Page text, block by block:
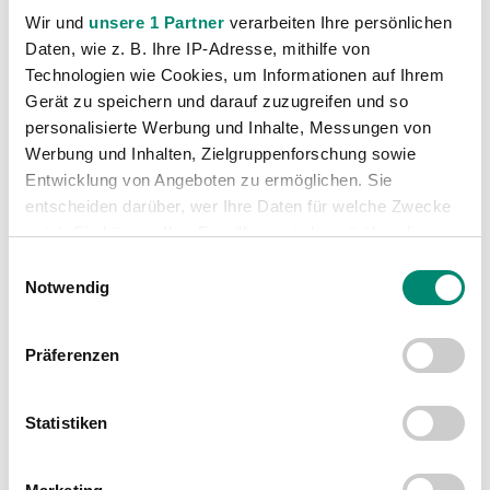
Wir und unsere 1 Partner verarbeiten Ihre persönlichen
Daten, wie z. B. Ihre IP-Adresse, mithilfe von
Technologien wie Cookies, um Informationen auf Ihrem
Gerät zu speichern und darauf zuzugreifen und so
personalisierte Werbung und Inhalte, Messungen von
Werbung und Inhalten, Zielgruppenforschung sowie
Entwicklung von Angeboten zu ermöglichen. Sie
entscheiden darüber, wer Ihre Daten für welche Zwecke
nutzt. Sie können Ihre Einwilligung jederzeit über die
Trigger Symbol ändern oder widerrufen
Erfahren Sie mehr darüber, wie Ihre persönlichen Daten
verarbeitet werden, und legen Sie Ihre Präferenzen im
Wir verwenden Cookies, um Inhalte und Anzeigen zu
Notwendig
Präferenzen
Statistiken
Akademie
(236)
Allgemeine News
(605)
Damen
Junge Wikinger Ried
Nachwuchs
Profis
(1315)
Ticketing
(91)
(2867)
NÄCHSTER NEWSEINTRAG